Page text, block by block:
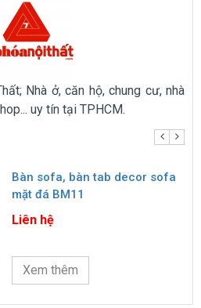
Nhà ở, căn hộ, chung cư, nhà
uy tín tại TPHCM.
Bàn sofa, bàn tab decor sofa
mặt đá BM11
Liên hệ
Xem thêm